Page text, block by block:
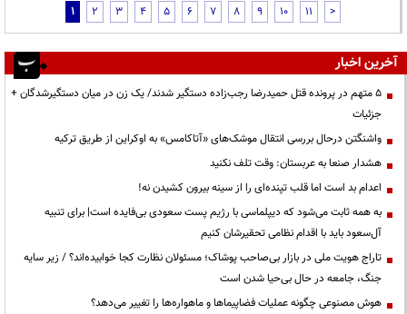
1 2 3 4 5 6 7 8 9 10 11 >
آخرین اخبار
۵ متهم در پرونده قتل حمیدرضا رجب‌زاده دستگیر شدند/ یک زن در میان دستگیرشدگان +
جزئیات
واشنگتن درحال بررسی انتقال موشک‌های «آتاکامس» به اوکراین از طریق ترکیه
هشدار صنعا به عربستان: وقت تلف نکنید
اعدام بد است اما قلب تپنده‌ای را از سینه بیرون کشیدن نه!
به همه ثابت می‌شود که دیپلماسی با رژیم پست سعودی بی‌فایده است| برای تنبیه
آل‌سعود باید با اقدام نظامی تحقیرشان کنیم
تاراج هویت ملی در بازار بی‌صاحب پوشاک؛ مسئولان نظارت کجا خوابیده‌اند؟ / زیر سایه
جنگ، جامعه در حال بی‌حیا شدن است
هوش مصنوعی چگونه عملیات فضاپیماها و ماهواره‌ها را تغییر می‌دهد؟